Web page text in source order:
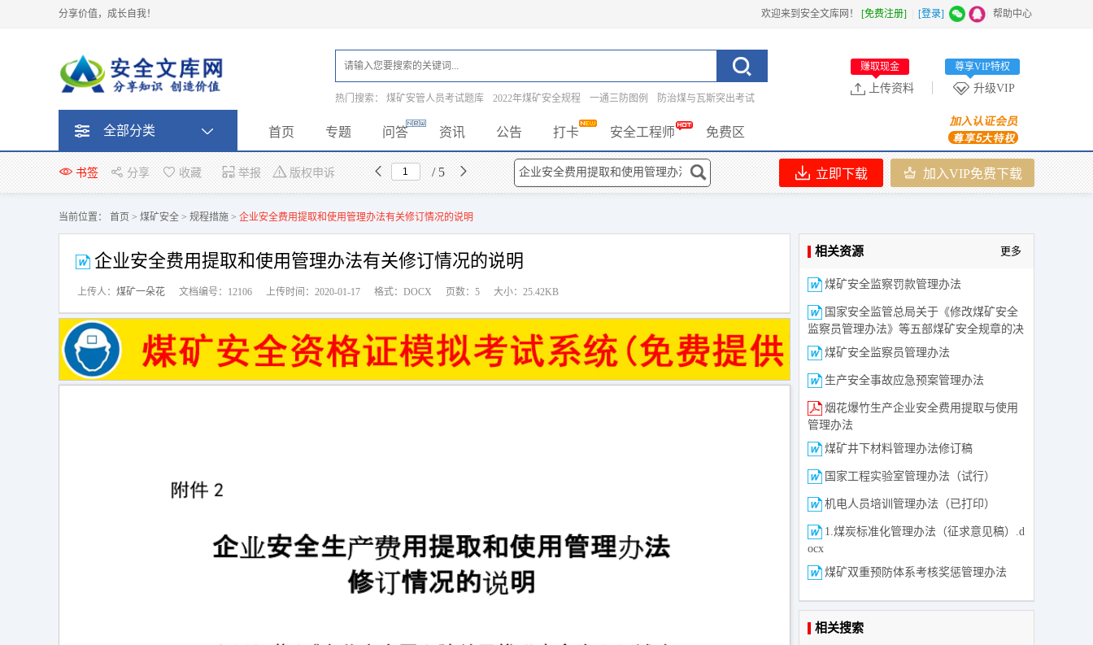
欢迎来到安全文库网！ [免费注册] [登录] 帮助中心
分享价值，成长自我！
热门搜索： 煤矿安管人员考试题库 2022年煤矿安全规程 一通三防图例
防治煤与瓦斯突出考试
升级VIP
尊享VIP特权
上传资料
赚取现金
全部分类 首页 专题 问答 资讯 公告 打卡 安全工程师 免费区
书签 分享 收藏 举报 版权申诉 / 5 立即下载 加入VIP免费下载
当前位置： 首页 > 煤矿安全 > 规程措施 > 企业安全费用提取和使用管理办法有关修订情况的说明
企业安全费用提取和使用管理办法有关修订情况的说明
上传人： 煤矿一朵花 文档编号：12106 上传时间：2020-01-17 格式：DOCX 页数：5 大小：25.42KB
相关资源 更多
煤矿安全监察罚款管理办法
国家安全监管总局关于《修改煤矿安全
监察员管理办法》等五部煤矿安全规章的决
定
煤矿安全监察员管理办法
生产安全事故应急预案管理办法
烟花爆竹生产企业安全费用提取与使用
管理办法
煤矿井下材料管理办法修订稿
国家工程实验室管理办法（试行）
机电人员培训管理办法（已打印）
1.煤炭标准化管理办法（征求意见稿）.d
ocx
煤矿双重预防体系考核奖惩管理办法
相关搜索